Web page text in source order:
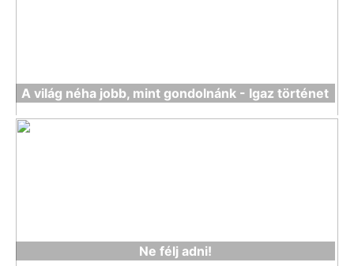
A világ néha jobb, mint gondolnánk - Igaz történet
Ne félj adni!